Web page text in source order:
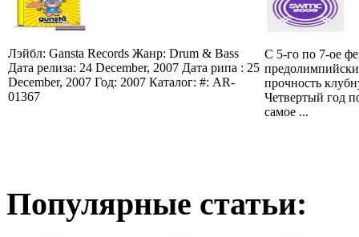
Лэйбл: Gansta Records Жанр: Drum & Bass
Дата релиза: 24 December, 2007 Дата рипа : 25
December, 2007 Год: 2007 Каталог: #: AR-
01367
С 5-го по 7-ое
прочность
Четвертый год
самое ...
Популярные статьи: